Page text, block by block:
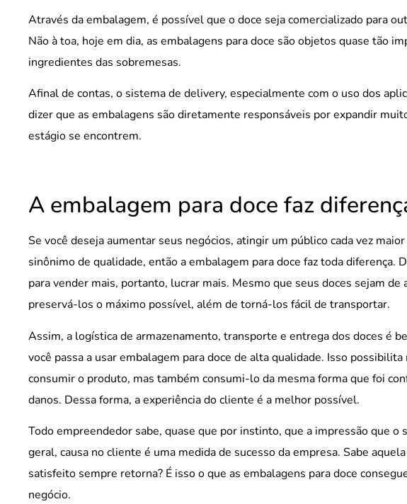
Através da embalagem, é possível que o doce seja comercializado para
Não à toa, hoje em dia, as embalagens para doce são objetos quase tão
ingredientes das sobremesas.
Afinal de contas, o sistema de delivery, especialmente com o uso dos
dizer que as embalagens são diretamente responsáveis por expandir
estágio se encontrem.
A embalagem para doce faz
Se você deseja aumentar seus negócios, atingir um público cada vez
sinônimo de qualidade, então a embalagem para doce faz toda diferença.
para vender mais, portanto, lucrar mais. Mesmo que seus doces sejam de
preservá-los o máximo possível, além de torná-los fácil de transportar.
Assim, a logística de armazenamento, transporte e entrega dos doces é
você passa a usar embalagem para doce de alta qualidade. Isso
consumir o produto, mas também consumi-lo da mesma forma que foi
danos. Dessa forma, a experiência do cliente é a melhor possível.
Todo empreendedor sabe, quase que por instinto, que a impressão que o
geral, causa no cliente é uma medida de sucesso da empresa. Sabe
satisfeito sempre retorna? É isso o que as embalagens para doce
negócio.